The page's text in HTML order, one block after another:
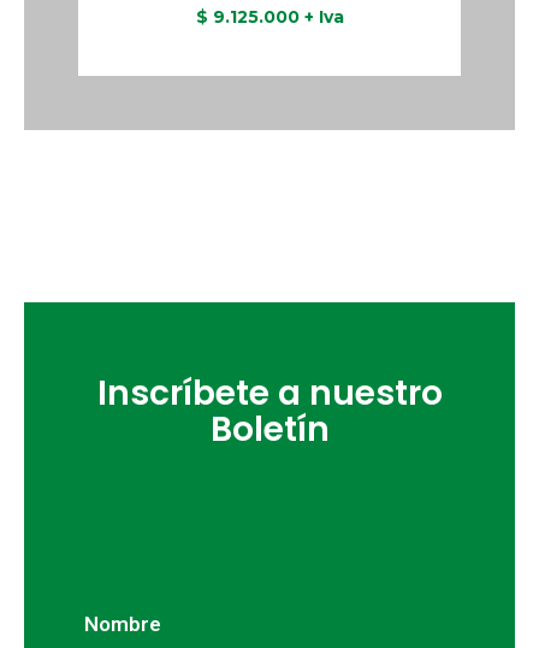
$ 9.125.000+ Iva
Inscríbete a nuestro
Boletín
Nombre